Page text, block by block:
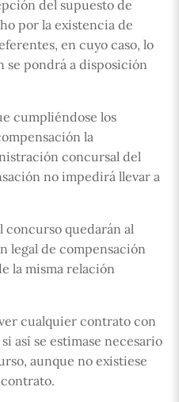
del supuesto de
por la existencia de
en cuyo caso, lo
se pondrá a disposición
cumpliéndose los
la
concursal del
no impedirá llevar a
concurso quedarán al
legal de compensación
la misma relación
cualquier contrato con
así se estimase necesario
aunque no existiese